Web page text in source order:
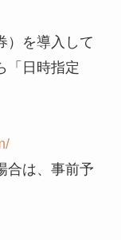
）を導入して
「日時指定
合は、事前予